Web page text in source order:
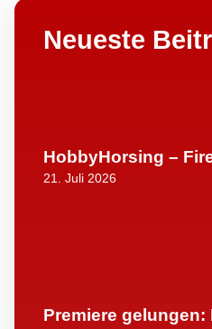
Neueste
HobbyHorsing –
21. Juli 2026
Premiere gelungen: